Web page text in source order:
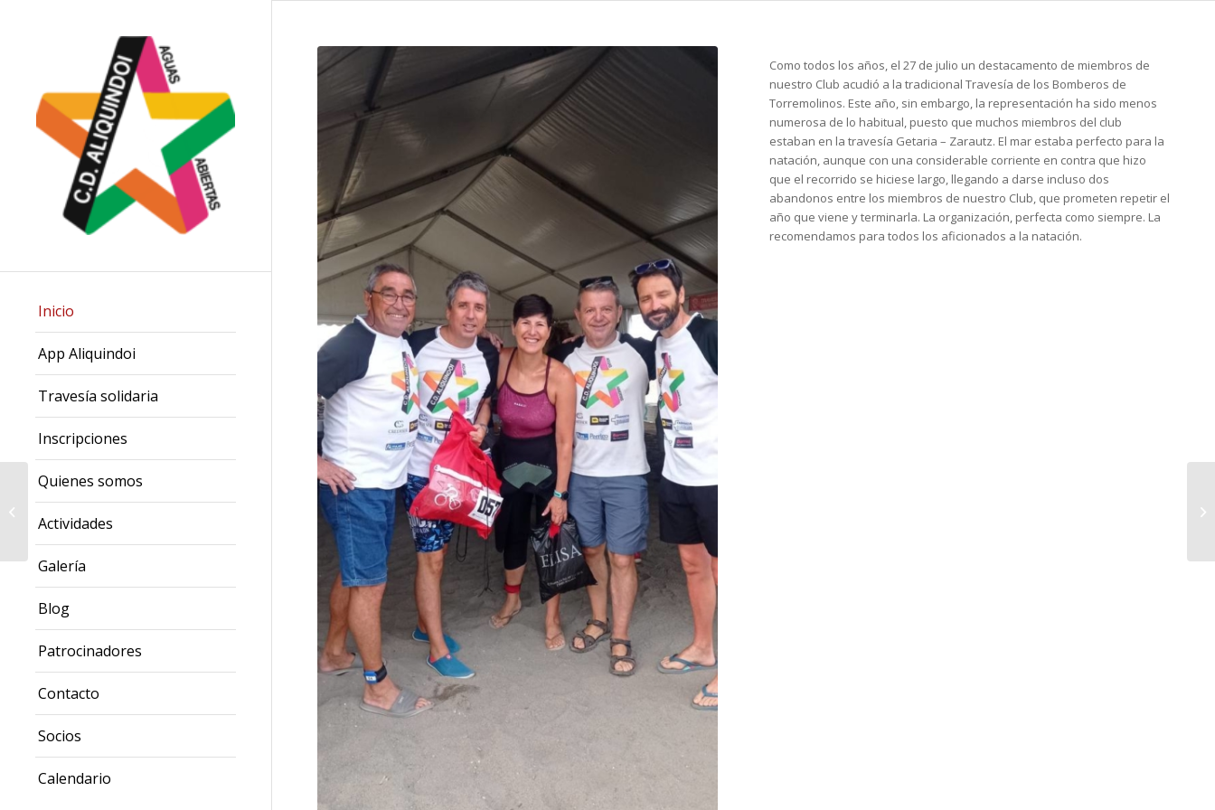
Inicio
App Aliquindoi
Travesía solidaria
Inscripciones
Quienes somos
Actividades
Galería
Blog
Patrocinadores
Contacto
Socios
Calendario
Como todos los años, el 27 de julio un destacamento de miembros de
nuestro Club acudió a la tradicional Travesía de los Bomberos de
Torremolinos. Este año, sin embargo, la representación ha sido menos
numerosa de lo habitual, puesto que muchos miembros del club
estaban en la travesía Getaria – Zarautz. El mar estaba perfecto para la
natación, aunque con una considerable corriente en contra que hizo
que el recorrido se hiciese largo, llegando a darse incluso dos
abandonos entre los miembros de nuestro Club, que prometen repetir el
año que viene y terminarla. La organización, perfecta como siempre. La
recomendamos para todos los aficionados a la natación.